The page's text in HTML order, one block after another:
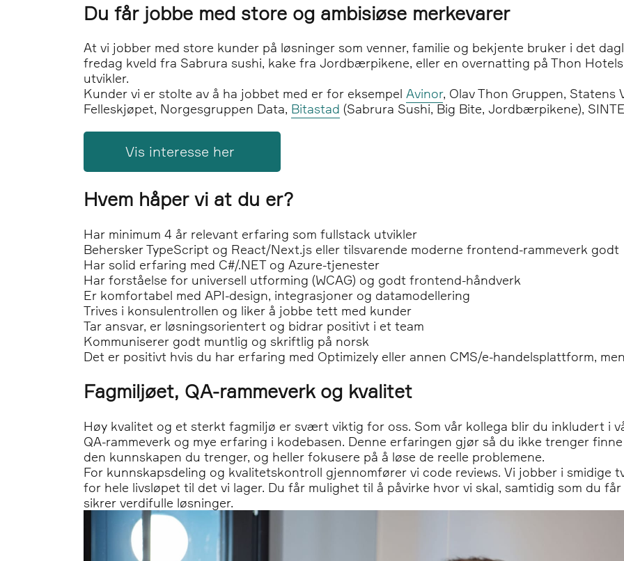
Du får jobbe med store og ambisiøse merkevarer
At vi jobber med store kunder på løsninger som venner, familie og bekjente bruker i det
fredag kveld fra Sabrura sushi, kake fra Jordbærpikene, eller en overnatting på Thon
utvikler.
Kunder vi er stolte av å ha jobbet med er for eksempel Avinor, Olav Thon Gruppen, Statens
Felleskjøpet, Norgesgruppen Data, Bitastad (Sabrura Sushi, Big Bite, Jordbærpikene),
Vis interesse her
Hvem håper vi at du er?
Har minimum 4 år relevant erfaring som fullstack utvikler
Behersker TypeScript og React/Next.js eller tilsvarende moderne frontend-rammeverk godt
Har solid erfaring med C#/.NET og Azure-tjenester
Har forståelse for universell utforming (WCAG) og godt frontend-håndverk
Er komfortabel med API-design, integrasjoner og datamodellering
Trives i konsulentrollen og liker å jobbe tett med kunder
Tar ansvar, er løsningsorientert og bidrar positivt i et team
Kommuniserer godt muntlig og skriftlig på norsk
Det er positivt hvis du har erfaring med Optimizely eller annen CMS/e-handelsplattform,
Fagmiljøet, QA-rammeverk og kvalitet
Høy kvalitet og et sterkt fagmiljø er svært viktig for oss. Som vår kollega blir du inkludert i
QA-rammeverk og mye erfaring i kodebasen. Denne erfaringen gjør så du ikke trenger
den kunnskapen du trenger, og heller fokusere på å løse de reelle problemene.
For kunnskapsdeling og kvalitetskontroll gjennomfører vi code reviews. Vi jobber i smidige
for hele livsløpet til det vi lager. Du får mulighet til å påvirke hvor vi skal, samtidig som du
sikrer verdifulle løsninger.